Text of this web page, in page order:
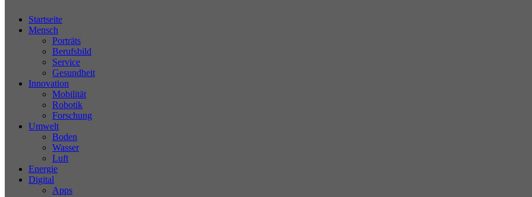
Startseite
Mensch
Porträts
Berufsbild
Service
Gesundheit
Innovation
Mobilität
Robotik
Forschung
Umwelt
Boden
Wasser
Luft
Energie
Digital
Apps